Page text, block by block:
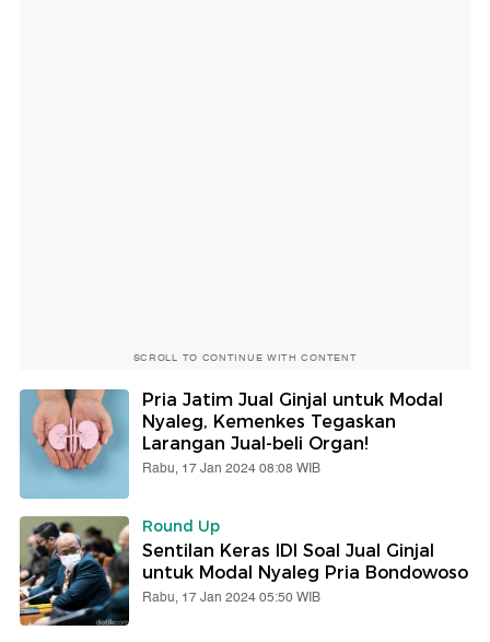
SCROLL TO CONTINUE WITH CONTENT
Pria Jatim Jual Ginjal untuk Modal
Nyaleg, Kemenkes Tegaskan
Larangan Jual-beli Organ!
Rabu, 17 Jan 2024 08:08 WIB
Round Up
Sentilan Keras IDI Soal Jual Ginjal
untuk Modal Nyaleg Pria Bondowoso
Rabu, 17 Jan 2024 05:50 WIB